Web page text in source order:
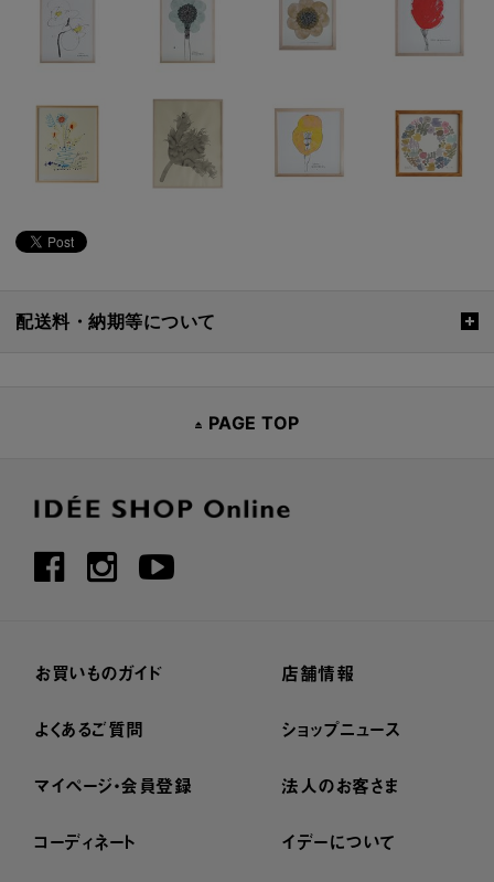
配送料・納期等について
PAGE TOP
お買いものガイド
よくあるご質問
マイページ・会員登録
コーディネート
店舗情報
ショップニュース
法人のお客さま
イデーについて